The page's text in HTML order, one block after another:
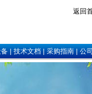
返回
|技术文档|采购指南|公